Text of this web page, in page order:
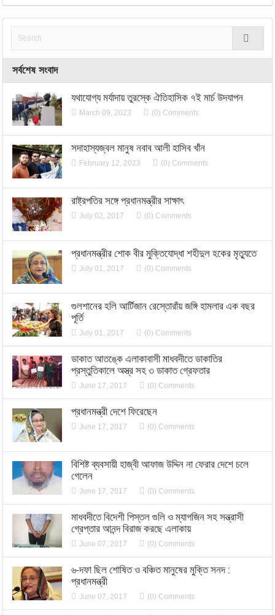
সর্বশেষ সংবাদ
যথাযোগ্য মর্যাদায় তুরস্কে ঐতিহাসিক ৭ই মার্চ উদযাপন
March 09, 2023 (0) Comments
সদাহাস্যজ্বল মানুষ নবাব আলী হাসিব খাঁন
February 12, 2023 (0) Comments
রাষ্ট্রপতির সঙ্গে প্রধানমন্ত্রীর সাক্ষাৎ
July 02, 2017 (0) Comments
প্রধানমন্ত্রীর শোক বীর মুক্তিযোদ্ধা শহীদুল হকের মৃত্যুতে
July 01, 2017 (0) Comments
গুলশানের হলি আর্টিজান রেস্তোরাঁয় জঙ্গি হামলার এক বছর
পূর্তি
July 01, 2017 (0) Comments
ডাকাত আতঙ্কে এলাকাবাসী মাধবদীতে ডাকাতির
প্রস্তুতিকালে অস্ত্র সহ ৩ ডাকাত গ্রেফতার
June 17, 2017 (0) Comments
প্রধানমন্ত্রী দেশে ফিরেছেন
June 17, 2017 (0) Comments
বিশিষ্ট ব্যবসায়ী হাজ্বী আফাজ উদ্দিন না ফেরার দেশে চলে
গেলেন
June 17, 2017 (0) Comments
মাধবদীতে বিদেশী পিস্তল গুলি ও ম্যাগজিন সহ সন্ত্রাসী
গ্রেপ্তার আনন্দ বিরাজ করছে এলাকায়
June 07, 2017 (0) Comments
৬-দফা ছিল শোষিত ও বঞ্চিত মানুষের মুক্তি সনদ :
প্রধানমন্ত্রী
June 07, 2017 (0) Comments